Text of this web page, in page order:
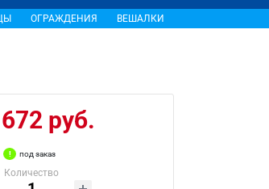
ОГРАЖДЕНИЯ ВЕШАЛКИ
руб.
под заказ
Количество